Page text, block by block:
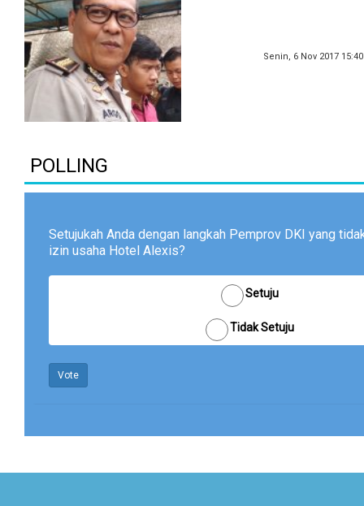
Senin, 6 Nov 2017
POLLING
Setujukah Anda dengan langkah Pemprov DKI yang
izin usaha Hotel Alexis?
Setuju
Tidak Setuju
Vote